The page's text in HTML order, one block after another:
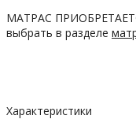
МАТРАС
выбрать в разделе
Характеристики